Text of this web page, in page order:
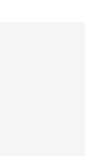
かったけれど、
とえば、抱っこ
とがあったのだ